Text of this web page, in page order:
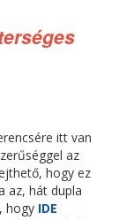
itt van
az
hogy ez
az, hát dupla
hogy IDE